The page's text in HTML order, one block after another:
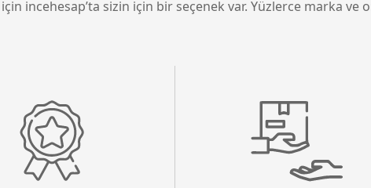
incehesap’ta sizin için bir seçenek var. Yüzlerce marka